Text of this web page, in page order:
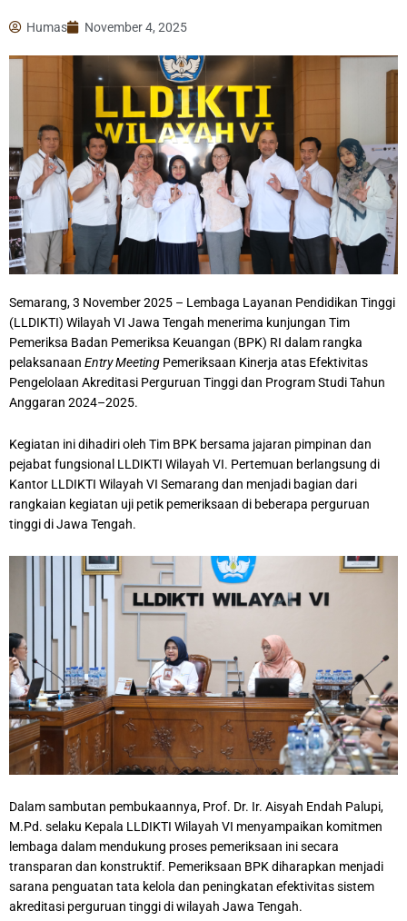
Humas November 4, 2025
Semarang, 3 November 2025 – Lembaga Layanan Pendidikan Tinggi
(LLDIKTI) Wilayah VI Jawa Tengah menerima kunjungan Tim
Pemeriksa Badan Pemeriksa Keuangan (BPK) RI dalam rangka
pelaksanaan Entry Meeting Pemeriksaan Kinerja atas Efektivitas
Pengelolaan Akreditasi Perguruan Tinggi dan Program Studi Tahun
Anggaran 2024–2025.
Kegiatan ini dihadiri oleh Tim BPK bersama jajaran pimpinan dan
pejabat fungsional LLDIKTI Wilayah VI. Pertemuan berlangsung di
Kantor LLDIKTI Wilayah VI Semarang dan menjadi bagian dari
rangkaian kegiatan uji petik pemeriksaan di beberapa perguruan
tinggi di Jawa Tengah.
Dalam sambutan pembukaannya, Prof. Dr. Ir. Aisyah Endah Palupi,
M.Pd. selaku Kepala LLDIKTI Wilayah VI menyampaikan komitmen
lembaga dalam mendukung proses pemeriksaan ini secara
transparan dan konstruktif. Pemeriksaan BPK diharapkan menjadi
sarana penguatan tata kelola dan peningkatan efektivitas sistem
akreditasi perguruan tinggi di wilayah Jawa Tengah.